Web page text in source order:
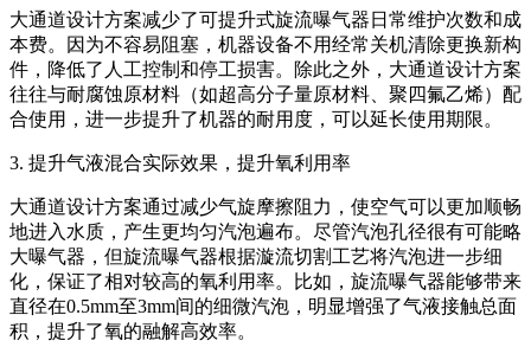
大通道设计方案减少了可提升式旋流曝气器日常维护次数和成
本费。因为不容易阻塞，机器设备不用经常关机清除更换新构
件，降低了人工控制和停工损害。除此之外，大通道设计方案
往往与耐腐蚀原材料（如超高分子量原材料、聚四氟乙烯）配
合使用，进一步提升了机器的耐用度，可以延长使用期限。
3. 提升气液混合实际效果，提升氧利用率
大通道设计方案通过减少气旋摩擦阻力，使空气可以更加顺畅
地进入水质，产生更均匀汽泡遍布。尽管汽泡孔径很有可能略
大曝气器，但旋流曝气器根据漩流切割工艺将汽泡进一步细
化，保证了相对较高的氧利用率。比如，旋流曝气器能够带来
直径在0.5mm至3mm间的细微汽泡，明显增强了气液接触总面
积，提升了氧的融解高效率。